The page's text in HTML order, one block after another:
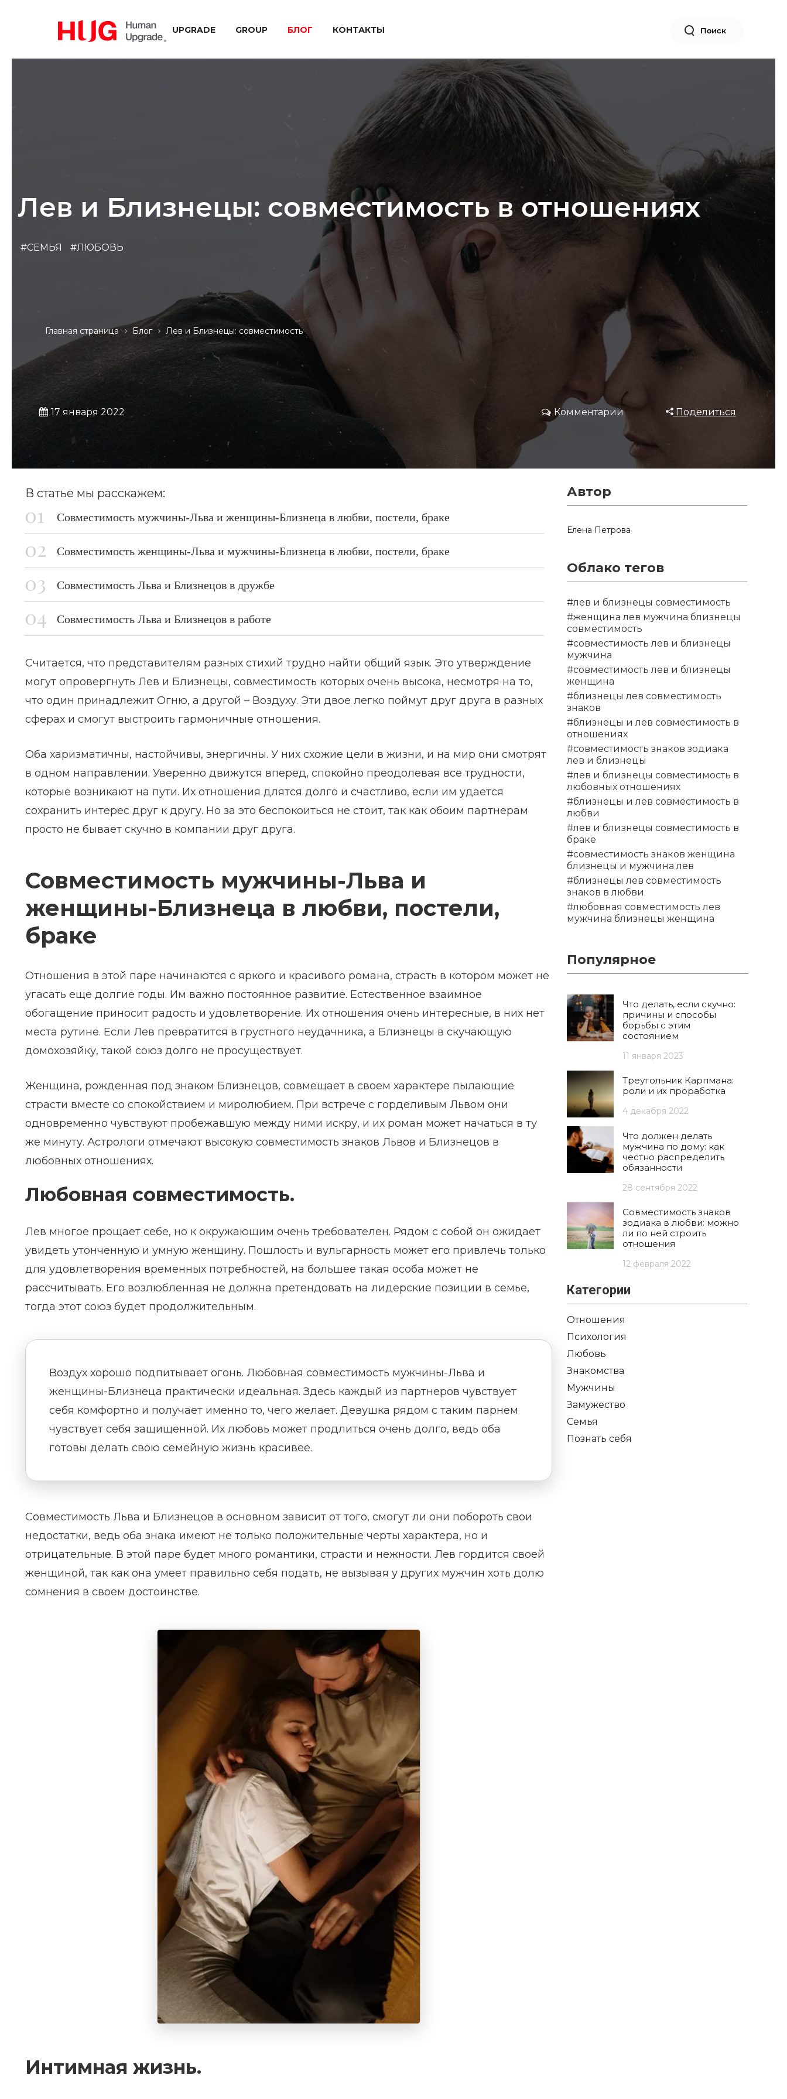
UPGRADE GROUP БЛОГ КОНТАКТЫ Поиск
Главная страница Блог Лев и Близнецы: совместимость
Лев и Близнецы: совместимость в отношениях
#СЕМЬЯ #ЛЮБОВЬ
17 января 2022 Комментарии Поделиться
В статье мы расскажем:
Совместимость мужчины-Льва и женщины-Близнеца в любви, постели, браке
Совместимость женщины-Льва и мужчины-Близнеца в любви, постели, браке
Совместимость Льва и Близнецов в дружбе
Совместимость Льва и Близнецов в работе
Считается, что представителям разных стихий трудно найти общий язык. Это утверждение
могут опровергнуть Лев и Близнецы, совместимость которых очень высока, несмотря на то,
что один принадлежит Огню, а другой – Воздуху. Эти двое легко поймут друг друга в разных
сферах и смогут выстроить гармоничные отношения.
Оба харизматичны, настойчивы, энергичны. У них схожие цели в жизни, и на мир они смотрят
в одном направлении. Уверенно движутся вперед, спокойно преодолевая все трудности,
которые возникают на пути. Их отношения длятся долго и счастливо, если им удается
сохранить интерес друг к другу. Но за это беспокоиться не стоит, так как обоим партнерам
просто не бывает скучно в компании друг друга.
Совместимость мужчины-Льва и
женщины-Близнеца в любви, постели,
браке
Отношения в этой паре начинаются с яркого и красивого романа, страсть в котором может не
угасать еще долгие годы. Им важно постоянное развитие. Естественное взаимное
обогащение приносит радость и удовлетворение. Их отношения очень интересные, в них нет
места рутине. Если Лев превратится в грустного неудачника, а Близнецы в скучающую
домохозяйку, такой союз долго не просуществует.
Женщина, рожденная под знаком Близнецов, совмещает в своем характере пылающие
страсти вместе со спокойствием и миролюбием. При встрече с горделивым Львом они
одновременно чувствуют пробежавшую между ними искру, и их роман может начаться в ту
же минуту. Астрологи отмечают высокую совместимость знаков Львов и Близнецов в
любовных отношениях.
Любовная совместимость.
Лев многое прощает себе, но к окружающим очень требователен. Рядом с собой он ожидает
увидеть утонченную и умную женщину. Пошлость и вульгарность может его привлечь только
для удовлетворения временных потребностей, на большее такая особа может не
рассчитывать. Его возлюбленная не должна претендовать на лидерские позиции в семье,
тогда этот союз будет продолжительным.
Воздух хорошо подпитывает огонь. Любовная совместимость мужчины-Льва и
женщины-Близнеца практически идеальная. Здесь каждый из партнеров чувствует
себя комфортно и получает именно то, чего желает. Девушка рядом с таким парнем
чувствует себя защищенной. Их любовь может продлиться очень долго, ведь оба
готовы делать свою семейную жизнь красивее.
Совместимость Льва и Близнецов в основном зависит от того, смогут ли они побороть свои
недостатки, ведь оба знака имеют не только положительные черты характера, но и
отрицательные. В этой паре будет много романтики, страсти и нежности. Лев гордится своей
женщиной, так как она умеет правильно себя подать, не вызывая у других мужчин хоть долю
сомнения в своем достоинстве.
Интимная жизнь.
Автор
Елена Петрова
Облако тегов
#лев и близнецы совместимость
#женщина лев мужчина близнецы
совместимость
#совместимость лев и близнецы
мужчина
#совместимость лев и близнецы
женщина
#близнецы лев совместимость
знаков
#близнецы и лев совместимость в
отношениях
#совместимость знаков зодиака
лев и близнецы
#лев и близнецы совместимость в
любовных отношениях
#близнецы и лев совместимость в
любви
#лев и близнецы совместимость в
браке
#совместимость знаков женщина
близнецы и мужчина лев
#близнецы лев совместимость
знаков в любви
#любовная совместимость лев
мужчина близнецы женщина
Популярное
Что делать, если скучно:
причины и способы
борьбы с этим
состоянием
11 января 2023
Треугольник Карпмана:
роли и их проработка
4 декабря 2022
Что должен делать
мужчина по дому: как
честно распределить
обязанности
28 сентября 2022
Совместимость знаков
зодиака в любви: можно
ли по ней строить
отношения
12 февраля 2022
Категории
Отношения
Психология
Любовь
Знакомства
Мужчины
Замужество
Семья
Познать себя